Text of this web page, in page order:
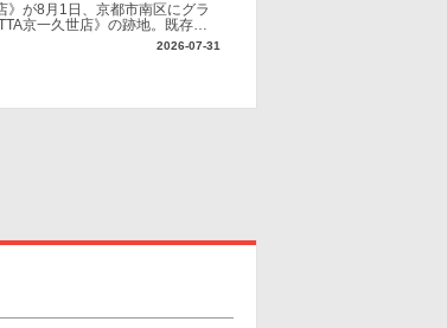
》が8月1日、京都市南区にグラ
京一久世店》の跡地。既存施
《クレーンプラネット 久世2026-07-31